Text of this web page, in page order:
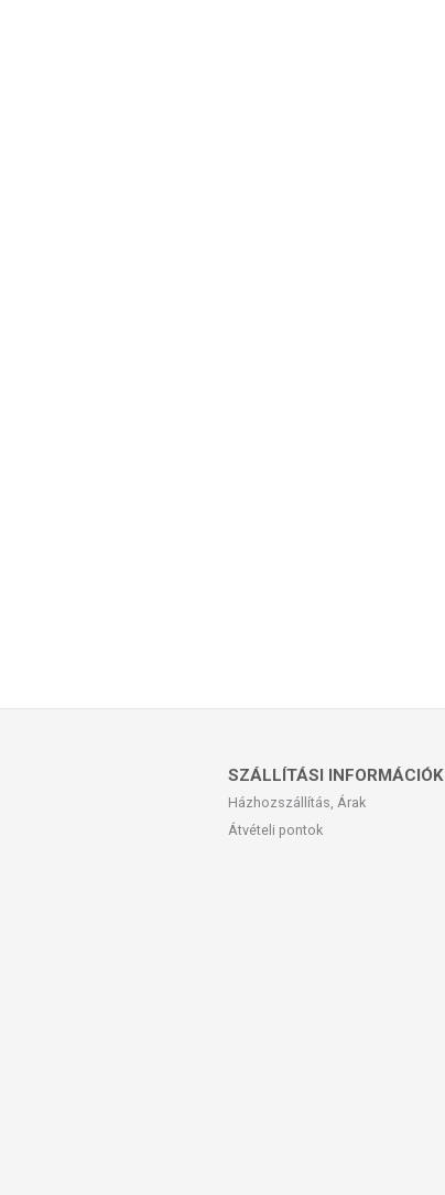
SZÁLLÍTÁSI INFORMÁCIÓK
Házhozszállítás, Árak
Átvételi pontok